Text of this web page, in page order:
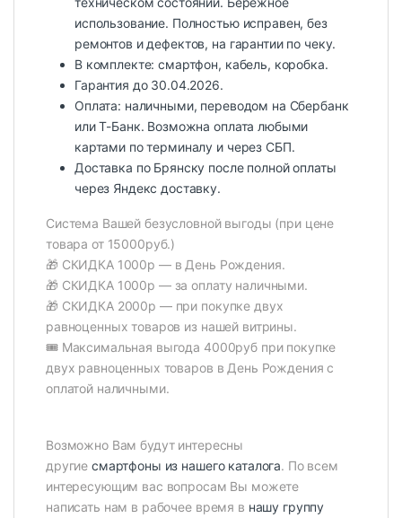
использование. Полностью исправен, без
ремонтов и дефектов, на гарантии по чеку.
В комплекте: смартфон, кабель, коробка.
Гарантия до 30.04.2026.
Оплата: наличными, переводом на Сбербанк
или Т-Банк. Возможна оплата любыми
картами по терминалу и через СБП.
Доставка по Брянску после полной оплаты
через Яндекс доставку.
Система Вашей безусловной выгоды (при цене
товара от 15000руб.)
🎁 СКИДКА 1000р — в День Рождения.
🎁 СКИДКА 1000р — за оплату наличными.
🎁 СКИДКА 2000р — при покупке двух
равноценных товаров из нашей витрины.
🎟️ Максимальная выгода 4000руб при покупке
двух равноценных товаров в День Рождения с
оплатой наличными.
Возможно Вам будут интересны
другиесмартфоны из нашего каталога. По всем
интересующим вас вопросам Вы можете
написать нам в рабочее время в нашу группу